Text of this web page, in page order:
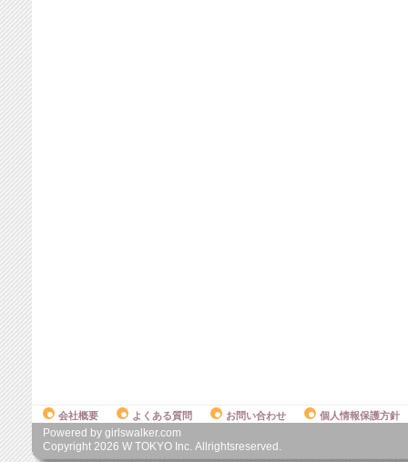
会社概要 よくある質問 お問い合わせ 個人情報保護方針
Powered by girlswalker.com
Copyright 2026 W TOKYO Inc. Allrightsreserved.